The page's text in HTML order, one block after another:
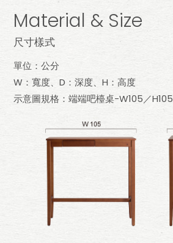
Material & Size
尺寸樣式
單位：公分
W：寬度、D：深度、H：高度
示意圖規格：端端吧檯桌-W105／H105